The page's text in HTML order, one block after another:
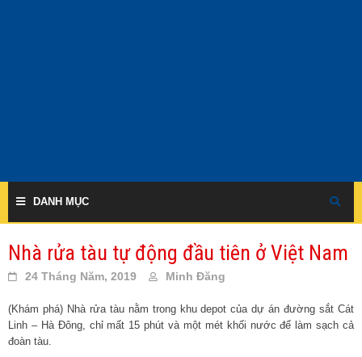
DANH MỤC
Nhà rửa tàu tự động đầu tiên ở Việt Nam
24 Tháng Năm, 2019 Minh Đăng
(Khám phá) Nhà rửa tàu nằm trong khu depot của dự án đường sắt Cát
Linh – Hà Đông, chỉ mất 15 phút và một mét khối nước để làm sạch cả
đoàn tàu.